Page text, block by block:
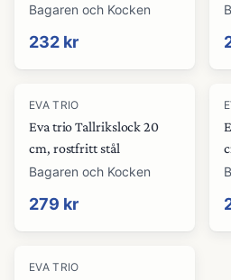
Bagaren och Kocken
232 kr
EVA TRIO
Eva trio Tallrikslock 20
cm, rostfritt stål
Bagaren och Kocken
279 kr
EVA TRIO